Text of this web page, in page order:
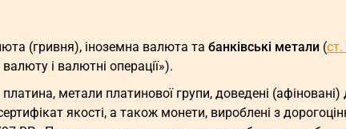
(гривня), іноземна валюта та банківські метали (ст.
і валютні операції»).
платина, метали платинової групи, доведені
якості, а також монети, вироблені з